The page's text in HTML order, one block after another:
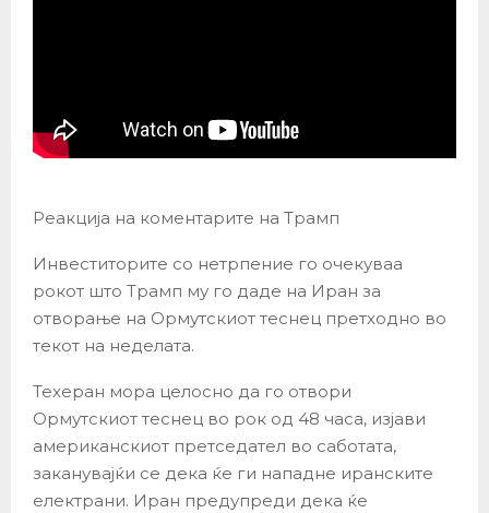
Реакција на коментарите на Трамп
Инвеститорите со нетрпение го очекуваа
рокот што Трамп му го даде на Иран за
отворање на Ормутскиот теснец претходно во
текот на неделата.
Техеран мора целосно да го отвори
Ормутскиот теснец во рок од 48 часа, изјави
американскиот претседател во саботата,
заканувајќи се дека ќе ги нападне иранските
електрани. Иран предупреди дека ќе